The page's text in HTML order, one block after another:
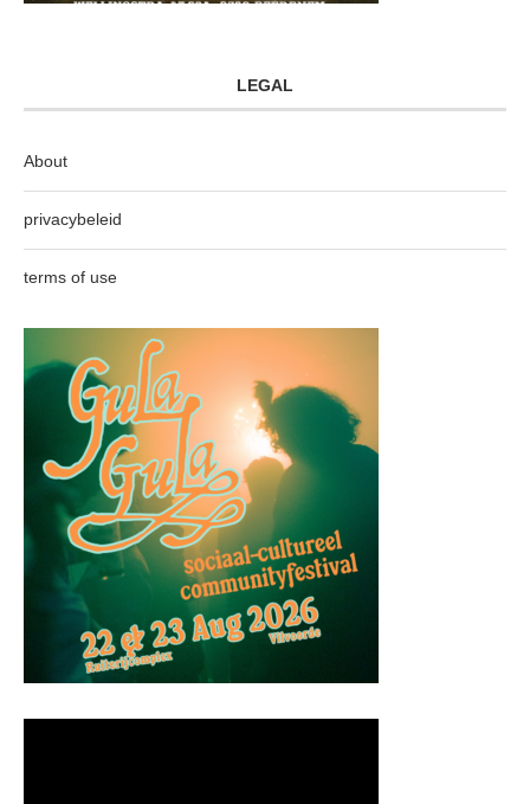
LEGAL
About
privacybeleid
terms of use